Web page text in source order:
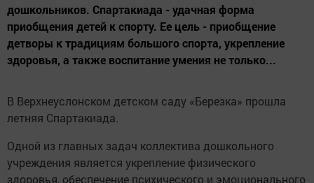
дошкольников. Спартакиада - удачная форма
приобщения детей к спорту. Ее цель - приобщение
детворы к традициям большого спорта, укрепление
здоровья, а также воспитание умения не только...
В Верхнеуслонском детском саду «Березка» прошла
летняя Спартакиада.
Одной из главных задач коллектива дошкольного
учреждения является укрепление физического
здоровья, обеспечение психического и эмоционального